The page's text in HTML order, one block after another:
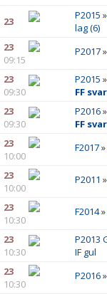
23 P2015 »
lag (6)
23
09:15
P2017»
23
09:30
P2015 »
FF
23
09:30
P2016»
FF
23
10:00
F2017»
23
10:00
P2011 »
23
10:30
F2014»
23
10:30
P2013
IF gul
23
10:30
P2016»